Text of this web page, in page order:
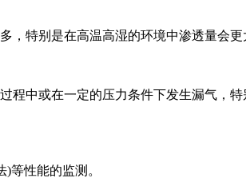
特别是在高温高湿的环境中渗透量会更
中或在一定的压力条件下发生漏气，
性能的监测。